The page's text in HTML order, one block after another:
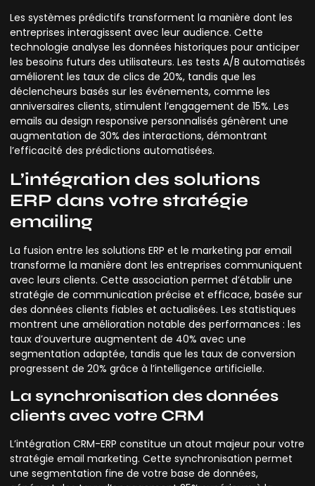
Les systèmes prédictifs transforment la manière dont les
entreprises interagissent avec leur audience. Cette
technologie analyse les données historiques pour anticiper
les besoins futurs des utilisateurs. Les tests A/B automatisés
améliorent les taux de clics de 20%, tandis que les
déclencheurs basés sur les événements, comme les
anniversaires clients, stimulent l’engagement de 15%. Les
emails au design responsive personnalisés génèrent une
augmentation de 30% des interactions, démontrant
l’efficacité des prédictions automatisées.
L’intégration des solutions
ERP dans votre stratégie
emailing
La fusion entre les solutions ERP et le marketing par email
transforme la manière dont les entreprises communiquent
avec leurs clients. Cette association permet d’établir une
stratégie de communication précise et efficace, basée sur
des données clients fiables et actualisées. Les statistiques
montrent une amélioration notable des performances : les
taux d’ouverture augmentent de 40% avec une
segmentation adaptée, tandis que les taux de conversion
progressent de 20% grâce à l’intelligence artificielle.
La synchronisation des données
clients avec votre CRM
L’intégration CRM-ERP constitue un atout majeur pour votre
stratégie email marketing. Cette synchronisation permet
une segmentation fine de votre base de données,